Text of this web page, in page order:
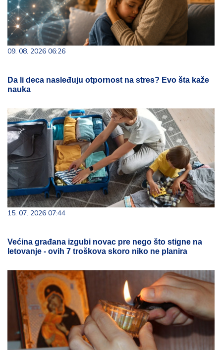
09. 08. 2026 06:26
Da li deca nasleđuju otpornost na stres? Evo šta kaže
nauka
15. 07. 2026 07:44
Većina građana izgubi novac pre nego što stigne na
letovanje - ovih 7 troškova skoro niko ne planira